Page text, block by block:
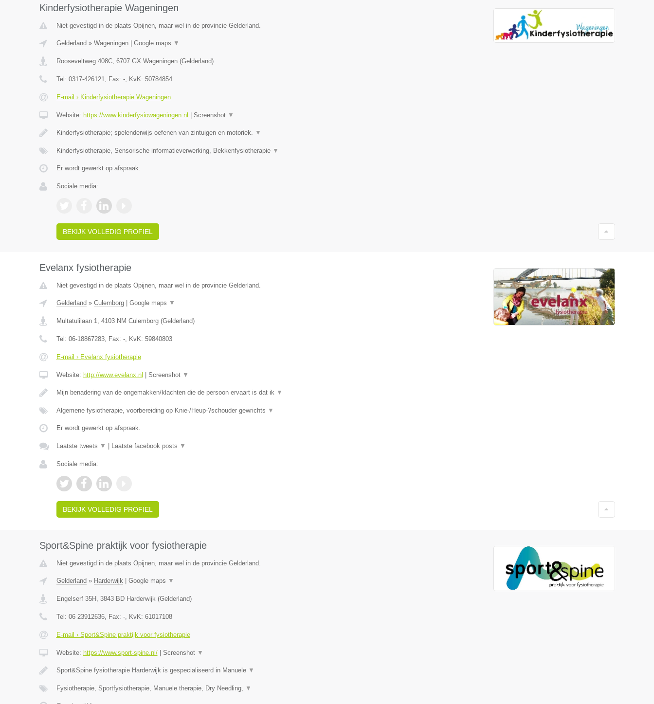
Kinderfysiotherapie Wageningen
Niet gevestigd in de plaats Opijnen, maar wel in de provincie Gelderland.
Gelderland » Wageningen| Google maps ▼
Rooseveltweg 408C, 6707 GX Wageningen(Gelderland)
Tel: 0317-426121, Fax: -, KvK: 50784854
E-mail › Kinderfysiotherapie Wageningen
Website: https://www.kinderfysiowageningen.nl Screenshot ▼
Kinderfysiotherapie; spelenderwijs oefenen van zintuigen en motoriek. ▼
Kinderfysiotherapie, Sensorische informatieverwerking, Bekkenfysiotherapie ▼
Er wordt gewerkt op afspraak.
Sociale media:
BEKIJK VOLLEDIG PROFIEL
Evelanx fysiotherapie
Niet gevestigd in de plaats Opijnen, maar wel in de provincie Gelderland.
Gelderland » Culemborg| Google maps ▼
Multatulilaan 1, 4103 NM Culemborg(Gelderland)
Tel: 06-18867283, Fax: -, KvK: 59840803
E-mail › Evelanx fysiotherapie
Website: http://www.evelanx.nl Screenshot ▼
Mijn benadering van de ongemakken/klachten die de persoon ervaart is dat ik ▼
Algemene fysiotherapie, voorbereiding op Knie-/Heup-?schouder gewrichts ▼
Er wordt gewerkt op afspraak.
Laatste tweets ▼ Laatste facebook posts ▼
Sociale media:
BEKIJK VOLLEDIG PROFIEL
Sport&Spine praktijk voor fysiotherapie
Niet gevestigd in de plaats Opijnen, maar wel in de provincie Gelderland.
Gelderland » Harderwijk| Google maps ▼
Engelserf 35H , 3843 BD Harderwijk(Gelderland)
Tel: 06 23912636, Fax: -, KvK: 61017108
E-mail › Sport&Spine praktijk voor fysiotherapie
Website: https://www.sport-spine.nl/| Screenshot ▼
Sport&Spine fysiotherapie Harderwijk is gespecialiseerd in Manuele ▼
Fysiotherapie, Sportfysiotherapie, Manuele therapie, Dry Needling, ▼